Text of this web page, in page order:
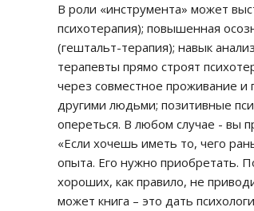
В роли «инструмента» может
психотерапия); повышенная
(гештальт-терапия); навык
терапевты прямо строят
через совместное проживание
другими людьми; позитивные
опереться. В любом случае - вы
«Если хочешь иметь то, чего
опыта. Его нужно приобретать.
хороших, как правило, не
может книга – это дать